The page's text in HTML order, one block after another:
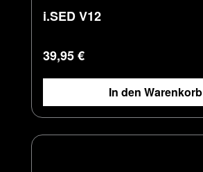
i.SED V12
Regulärer Preis:
39,95 €
In den Warenkorb